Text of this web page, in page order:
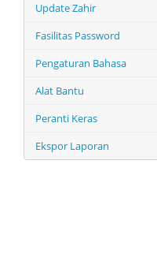
Update Zahir
Fasilitas Password
Pengaturan Bahasa
Alat Bantu
Peranti Keras
Ekspor Laporan